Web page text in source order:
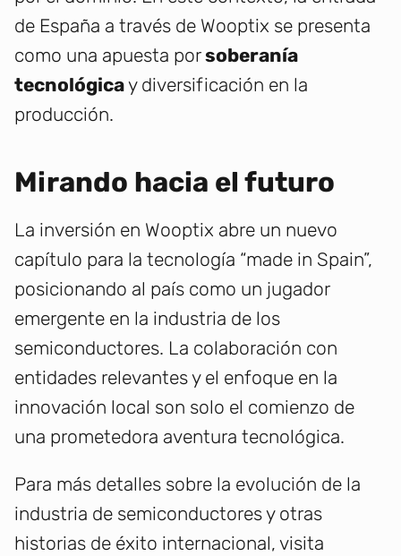
de España a través de Wooptix se presenta
como una apuesta porsoberanía
tecnológicay diversificación en la
producción.
Mirando hacia el futuro
La inversión en Wooptix abre un nuevo
capítulo para la tecnología “made in Spain”,
posicionando al país como un jugador
emergente en la industria de los
semiconductores. La colaboración con
entidades relevantes y el enfoque en la
innovación local son solo el comienzo de
una prometedora aventura tecnológica.
Para más detalles sobre la evolución de la
industria de semiconductores y otras
historias de éxito internacional, visita